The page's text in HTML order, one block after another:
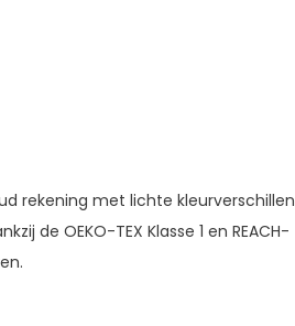
rekening met lichte kleurverschillen
de OEKO-TEX Klasse 1 en REACH-